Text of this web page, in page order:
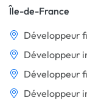
Île-de-France
Développeur
Développeur
Développeur
Développeur